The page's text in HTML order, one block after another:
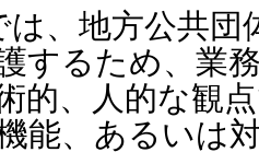
は、地方公共団
するため、業
的、人的な観
能、あるいは